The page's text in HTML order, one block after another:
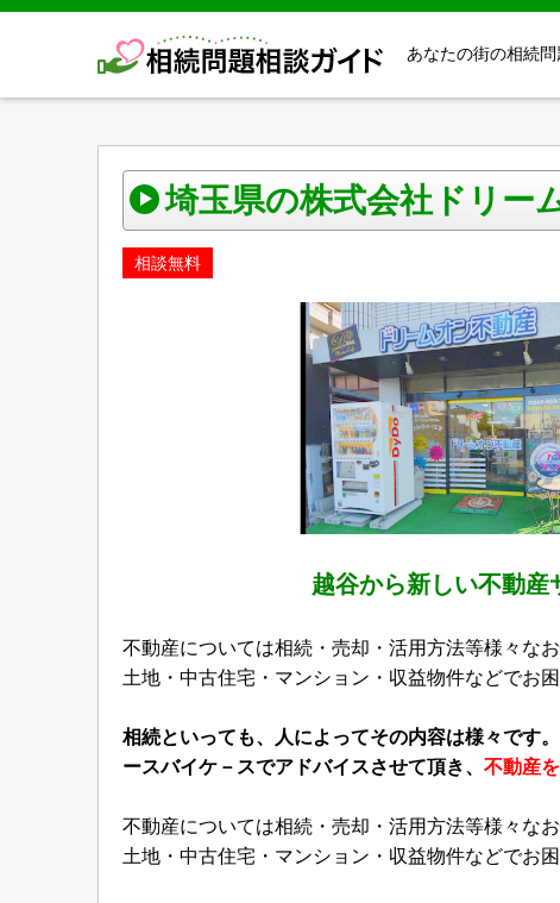
あなたの街の相続
埼玉県の株式会社ドリー
相談無料
越谷から新しい不動産
不動産については相続・売却・活用方法等様々な
土地・中古住宅・マンション・収益物件などでお
相続といっても、人によってその内容は様々です
ースバイケ－スでアドバイスさせて頂き、 不動産
不動産については相続・売却・活用方法等様々な
土地・中古住宅・マンション・収益物件などでお